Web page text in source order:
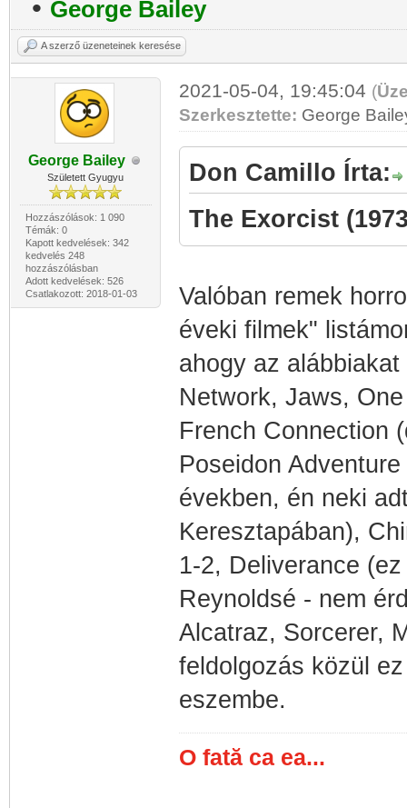
• George Bailey
A szerző üzeneteinek keresése
George Bailey
Született Gyugyu
Hozzászólások: 1 090
Témák: 0
Kapott kedvelések: 342
kedvelés 248
hozzászólásban
Adott kedvelések: 526
Csatlakozott: 2018-01-03
2021-05-04, 19:45:04 (
Szerkesztette: George
Don Camillo Írta:
The Exorcist
Valóban remek
éveki filmek"
ahogy az alábbiakat
Network, Jaws,
French Connection
Poseidon
években, én neki
Keresztapában),
1-2, Deliverance
Reynoldsé - nem
Alcatraz, Sorcerer,
feldolgozás közül
eszembe.
O fată ca ea...